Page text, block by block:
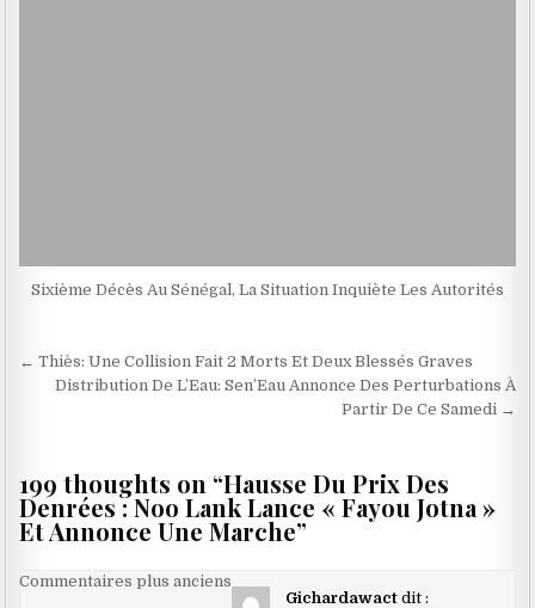
Sixième Décès Au Sénégal, La Situation Inquiète Les Autorités
Navigation
de
← Thiès: Une Collision Fait 2 Morts Et Deux Blessés Graves
Distribution De L’Eau: Sen’Eau Annonce Des Perturbations À
Partir De Ce Samedi →
199 thoughts on “Hausse Du Prix Des
Denrées : Noo Lank Lance « Fayou Jotna »
Et Annonce Une Marche”
Navigation
Commentaires plus anciens
Gichardawact dit :